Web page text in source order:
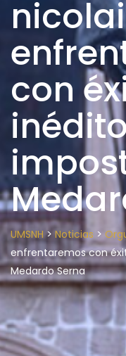
con
UMSNH> Noticias >
enfrentaremos con
Medardo Serna